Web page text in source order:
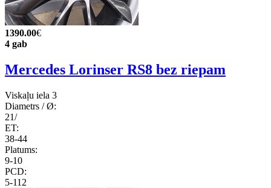
1390.00€
4 gab
Mercedes Lorinser RS8 bez riepam
Viskaļu iela 3
Diametrs / Ø:
21/
ET:
38-44
Platums:
9-10
PCD:
5-112